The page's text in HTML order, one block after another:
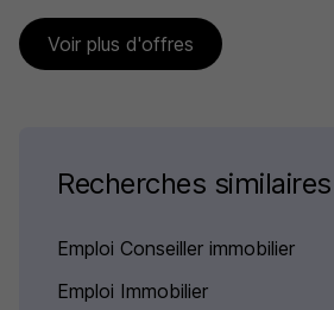
Voir plus d'offres
Recherches similaires
Emploi Conseiller immobilier
Emploi Immobilier